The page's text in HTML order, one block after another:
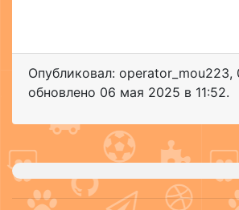
Опубликовал: operator_mou223,
обновлено 06 мая 2025 в 11:52.